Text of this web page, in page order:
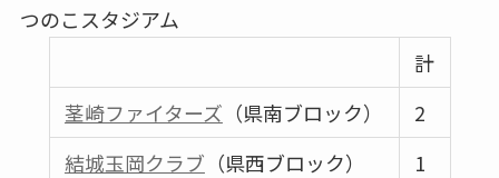
つのこスタジアム
計
茎崎ファイターズ （県南ブロック）
2
結城玉岡クラブ （県西ブロック） 1